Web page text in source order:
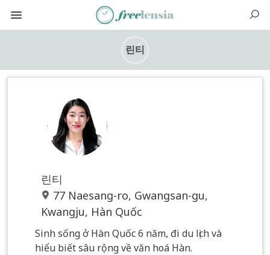
린티
린티
77 Naesang-ro, Gwangsan-gu,
Kwangju, Hàn Quốc
Sinh sống ở Hàn Quốc 6 năm, đi du lịch và
hiểu biết sâu rộng về văn hoá Hàn.